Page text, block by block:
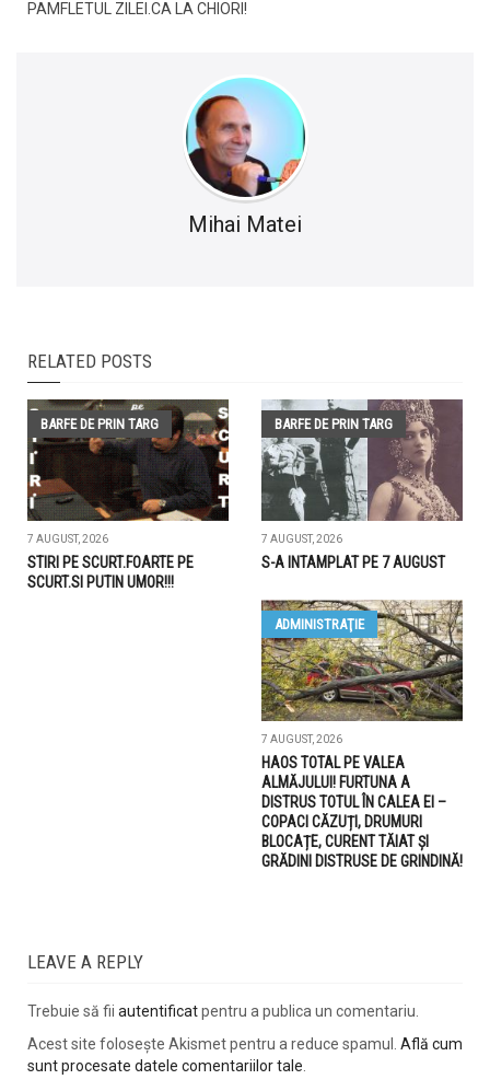
PAMFLETUL ZILEI.CA LA CHIORI!
Mihai Matei
RELATED POSTS
BARFE DE PRIN TARG
7 AUGUST, 2026
STIRI PE SCURT.FOARTE PE
SCURT.SI PUTIN UMOR!!!
BARFE DE PRIN TARG
7 AUGUST, 2026
S-A INTAMPLAT PE 7 AUGUST
ADMINISTRAŢIE
7 AUGUST, 2026
HAOS TOTAL PE VALEA
ALMĂJULUI! FURTUNA A
DISTRUS TOTUL ÎN CALEA EI –
COPACI CĂZUȚI, DRUMURI
BLOCAȚE, CURENT TĂIAT ȘI
GRĂDINI DISTRUSE DE GRINDINĂ!
LEAVE A REPLY
Trebuie să fii autentificatpentru a publica un comentariu.
Acest site folosește Akismet pentru a reduce spamul. Află cum
sunt procesate datele comentariilor tale